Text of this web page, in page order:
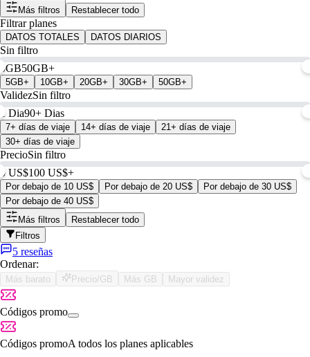
Más filtros
Restablecer todo
Filtrar planes
DATOS TOTALES DATOS DIARIOS
Sin filtro
0GB50GB+
5GB+ 10GB+ 20GB+ 30GB+ 50GB+
ValidezSin filtro
1 Dia90+ Dias
7+ días de viaje 14+ días de viaje
21+ días de viaje
30+ días de viaje
PrecioSin filtro
0 US$100 US$+
Por debajo de 10 US$ Por debajo de 20 US$
Por debajo de 30 US$
Por debajo de 40 US$
Más filtros
Restablecer todo
Filtros
5 reseñas
Ordenar:
Más barato Precio/GB Más GB Mayor validez
Códigos promo
Códigos promoA todos los planes aplicables